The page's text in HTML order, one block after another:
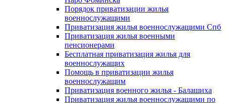
Порядок приватизации жилья
военнослужащими
Приватизация жилья военнослужащими Спб
Приватизация жилья военными
пенсионерами
Бесплатная приватизация жилья для
военнослужащих
Помощь в приватизации жилья
военнослужащим
Приватизация военного жилья - Балашиха
Приватизация жилья военнослужащими по